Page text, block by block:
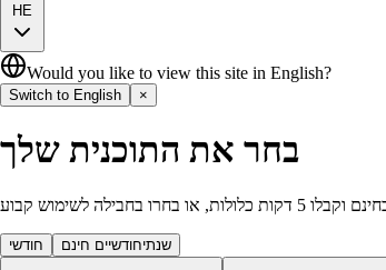
HE
Would you like to view this site in English?
Switch to English ×
בחר את התוכנית שלך
חודשי שנתיחודשיים חינם